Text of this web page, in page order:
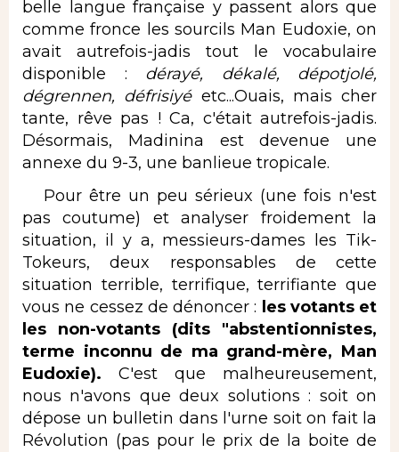
belle langue française y passent alors que
comme fronce les sourcils Man Eudoxie, on
avait autrefois-jadis tout le vocabulaire
disponible : dérayé, dékalé, dépotjolé,
dégrennen, défrisiyé etc...Ouais, mais cher
tante, rêve pas ! Ca, c'était autrefois-jadis.
Désormais, Madinina est devenue une
annexe du 9-3, une banlieue tropicale.
Pour être un peu sérieux (une fois n'est
pas coutume) et analyser froidement la
situation, il y a, messieurs-dames les Tik-
Tokeurs, deux responsables de cette
situation terrible, terrifique, terrifiante que
vous ne cessez de dénoncer : les votants et
les non-votants (dits "abstentionnistes,
terme inconnu de ma grand-mère, Man
Eudoxie). C'est que malheureusement,
nous n'avons que deux solutions : soit on
dépose un bulletin dans l'urne soit on fait la
Révolution (pas pour le prix de la boite de